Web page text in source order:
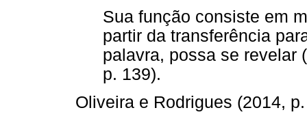
Sua função consiste em
partir da transferência
palavra, possa se revelar
p. 139).
Oliveira e Rodrigues (2014,